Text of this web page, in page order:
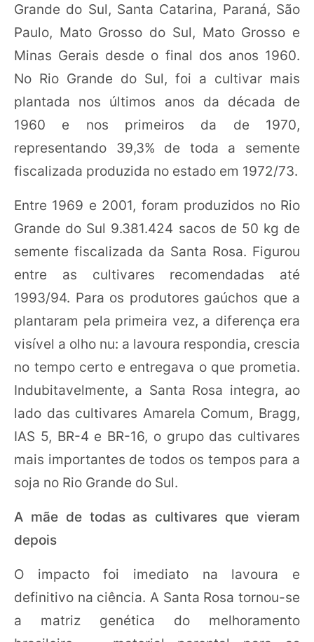
Grande do Sul, Santa Catarina, Paraná, São
Paulo, Mato Grosso do Sul, Mato Grosso e
Minas Gerais desde o final dos anos 1960.
No Rio Grande do Sul, foi a cultivar mais
plantada nos últimos anos da década de
1960 e nos primeiros da de 1970,
representando 39,3% de toda a semente
fiscalizada produzida no estado em 1972/73.
Entre 1969 e 2001, foram produzidos no Rio
Grande do Sul 9.381.424 sacos de 50 kg de
semente fiscalizada da Santa Rosa. Figurou
entre as cultivares recomendadas até
1993/94. Para os produtores gaúchos que a
plantaram pela primeira vez, a diferença era
visível a olho nu: a lavoura respondia, crescia
no tempo certo e entregava o que prometia.
Indubitavelmente, a Santa Rosa integra, ao
lado das cultivares Amarela Comum, Bragg,
IAS 5, BR-4 e BR-16, o grupo das cultivares
mais importantes de todos os tempos para a
soja no Rio Grande do Sul.
A mãe de todas as cultivares que vieram
depois
O impacto foi imediato na lavoura e
definitivo na ciência. A Santa Rosa tornou-se
a matriz genética do melhoramento